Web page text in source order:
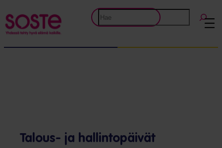
Etsi
Talous- ja hallintopäivät